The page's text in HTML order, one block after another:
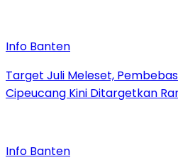
Info Banten
Target Juli Meleset,
Cipeucang Kini Ditargetkan
Info Banten